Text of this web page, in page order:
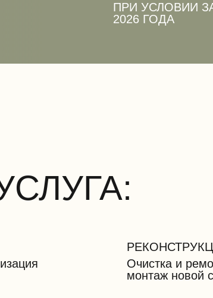
ПРИ УСЛОВИИ
2026 ГОДА
Очистка и
монтаж новой